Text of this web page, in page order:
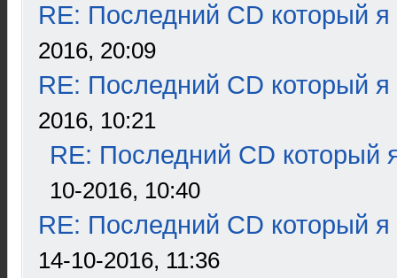
RE: Последний CD который я
2016, 20:09
RE: Последний CD который я
2016, 10:21
RE: Последний CD который
10-2016, 10:40
RE: Последний CD который я
14-10-2016, 11:36